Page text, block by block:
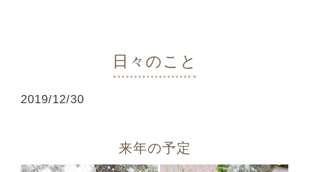
日々のこと
2019/12/30
来年の予定